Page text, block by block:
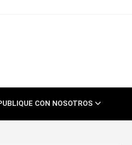
CON NOSOTROS